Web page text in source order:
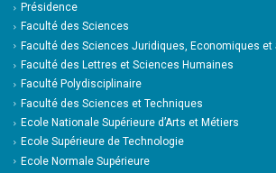
Présidence
Faculté des Sciences
Faculté des Sciences Juridiques, Economiques et
Faculté des Lettres et Sciences Humaines
Faculté Polydisciplinaire
Faculté des Sciences et Techniques
Ecole Nationale Supérieure d’Arts et Métiers
Ecole Supérieure de Technologie
Ecole Normale Supérieure